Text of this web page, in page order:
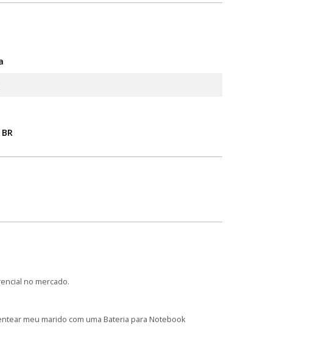
no mercado.
meu marido com uma Bateria para Notebook